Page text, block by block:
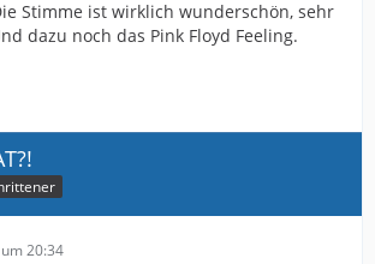
Stimme ist wirklich wunderschön, sehr
dazu noch das Pink Floyd Feeling.
20:34